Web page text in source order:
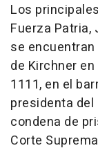
Los
Fuerza Patria,
se
de Kirchner
1111, en el
presidenta
condena de
Corte